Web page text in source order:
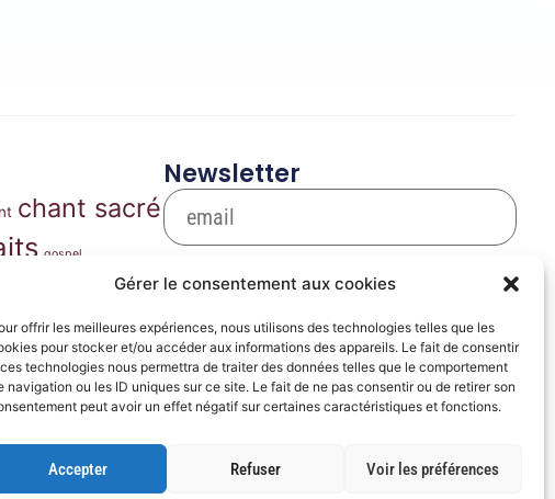
Gérer le consentement aux cookies
offrir les meilleures expériences, nous utilisons des technologies telles que les
pour stocker et/ou accéder aux informations des appareils. Le fait de consentir
technologies nous permettra de traiter des données telles que le comportement
navigation ou les ID uniques sur ce site. Le fait de ne pas consentir ou de retirer son
peut avoir un effet négatif sur certaines caractéristiques et fonctions.
Accepter Refuser Voir les préférences
chant sacré
gospel
musique de film
prières prose
Newsletter
S'inscrire